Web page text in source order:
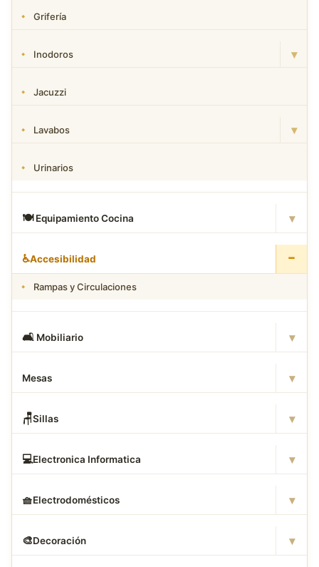
Grifería
Inodoros ▾
Jacuzzi
Lavabos ▾
Urinarios
🍽️ Equipamiento Cocina ▾
♿Accesibilidad −
Rampas y Circulaciones
🛋 ️ Mobiliario ▾
Mesas ▾
🪑Sillas ▾
💻Electronica Informatica ▾
🧺Electrodomésticos ▾
🎨Decoración ▾